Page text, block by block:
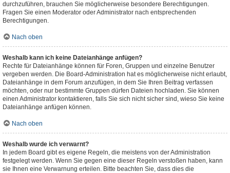
durchzuführen, brauchen Sie möglicherweise besondere Berechtigungen.
Fragen Sie einen Moderator oder Administrator nach entsprechenden
Berechtigungen.
Nach oben
Weshalb kann ich keine Dateianhänge anfügen?
Rechte für Dateianhänge können für Foren, Gruppen und einzelne Benutzer
vergeben werden. Die Board-Administration hat es möglicherweise nicht erlaubt,
Dateianhänge in dem Forum anzufügen, in dem Sie Ihren Beitrag verfassen
möchten, oder nur bestimmte Gruppen dürfen Dateien hochladen. Sie können
einen Administrator kontaktieren, falls Sie sich nicht sicher sind, wieso Sie keine
Dateianhänge anfügen können.
Nach oben
Weshalb wurde ich verwarnt?
In jedem Board gibt es eigene Regeln, die meistens von der Administration
festgelegt werden. Wenn Sie gegen eine dieser Regeln verstoßen haben, kann
sie Ihnen eine Verwarnung erteilen. Bitte beachten Sie, dass dies die